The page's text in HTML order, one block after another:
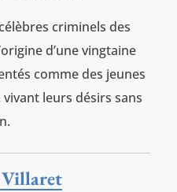
criminels des
d’une vingtaine
comme des jeunes
leurs désirs sans